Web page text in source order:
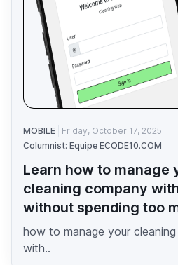
MOBILE
Friday, October 17, 2025
Columnist: Equipe ECODE10.COM
Learn how to manage
cleaning company
without spending too
how to manage your
with..